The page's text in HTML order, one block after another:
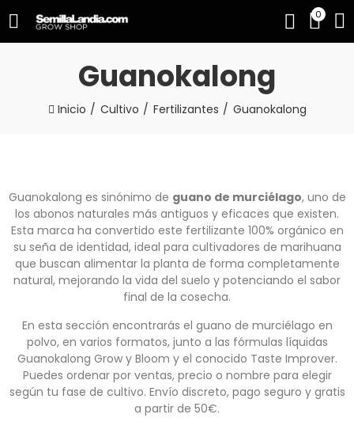
0
Guanokalong
Inicio Cultivo Fertilizantes Guanokalong
Guanokalong es sinónimo de guano de murciélago, uno de
los abonos naturales más antiguos y eficaces que existen.
Esta marca ha convertido este fertilizante 100% orgánico en
su seña de identidad, ideal para cultivadores de marihuana
que buscan alimentar la planta de forma completamente
natural, mejorando la vida del suelo y potenciando el sabor
final de la cosecha.
En esta sección encontrarás el guano de murciélago en
polvo, en varios formatos, junto a las fórmulas líquidas
Guanokalong Grow y Bloom y el conocido Taste Improver.
Puedes ordenar por ventas, precio o nombre para elegir
según tu fase de cultivo. Envío discreto, pago seguro y gratis
a partir de 50€.